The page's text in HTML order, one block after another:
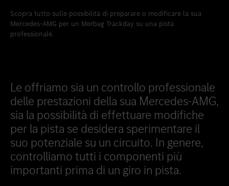
Scopra tutto sulle possibilità di preparare o modificare la sua
Mercedes-AMG per un Merbag Trackday su una pista
professionale.
Le offriamo sia un controllo professionale
delle prestazioni della sua Mercedes-AMG,
sia la possibilità di effettuare modifiche
per la pista se desidera sperimentare il
suo potenziale su un circuito. In genere,
controlliamo tutti i componenti più
importanti prima di un giro in pista.